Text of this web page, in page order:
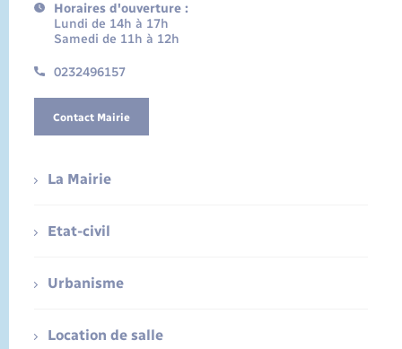
Horaires d'ouverture :
Lundi de 14h à 17h
Samedi de 11h à 12h
0232496157
Contact Mairie
La Mairie
Etat-civil
Urbanisme
Location de salle